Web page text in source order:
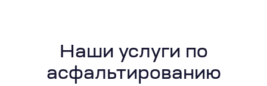
Наши услуги по
асфальтированию